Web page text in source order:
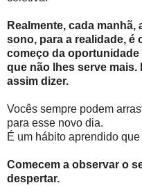
Realmente, cada
sono, para a realidade, é
começo da
que não lhes serve
assim dizer.
Vocês sempre podem
para esse novo dia.
É um hábito aprendido
Comecem a observar o
despertar.